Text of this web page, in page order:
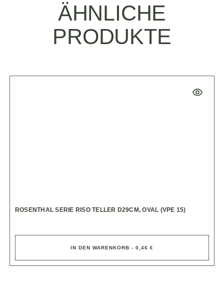
ÄHNLICHE
PRODUKTE
ROSENTHAL SERIE RISO TELLER D29CM, OVAL (VPE 15)
IN DEN WARENKORB - 0,46 €